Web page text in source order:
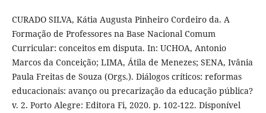
CURADO SILVA, Kátia Augusta Pinheiro Cordeiro da. A
Formação de Professores na Base Nacional Comum
Curricular: conceitos em disputa. In: UCHOA, Antonio
Marcos da Conceição; LIMA, Átila de Menezes; SENA, Ivânia
Paula Freitas de Souza (Orgs.). Diálogos críticos: reformas
educacionais: avanço ou precarização da educação pública?
v. 2. Porto Alegre: Editora Fi, 2020. p. 102-122. Disponível